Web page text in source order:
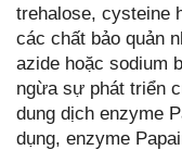
trehalose, cysteine
các chất bảo quản
azide hoặc sodium
ngừa sự phát triển
dung dịch enzyme
dụng, enzyme